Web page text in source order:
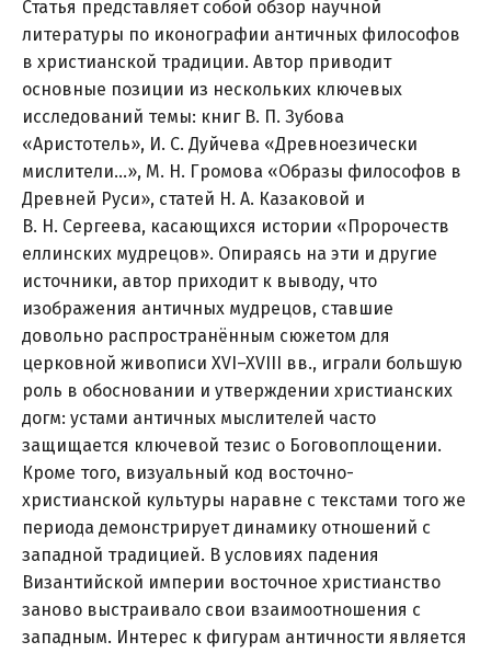
Статья представляет собой обзор научной
литературы по иконографии античных философов
в христианской традиции. Автор приводит
основные позиции из нескольких ключевых
исследований темы: книг В. П. Зубова
«Аристотель», И. С. Дуйчева «Древноезически
мислители…», М. Н. Громова «Образы философов в
Древней Руси», статей Н. А. Казаковой и
В. Н. Сергеева, касающихся истории «Пророчеств
еллинских мудрецов». Опираясь на эти и другие
источники, автор приходит к выводу, что
изображения античных мудрецов, ставшие
довольно распространённым сюжетом для
церковной живописи XVI–XVIII вв., играли большую
роль в обосновании и утверждении христианских
догм: устами античных мыслителей часто
защищается ключевой тезис о Боговоплощении.
Кроме того, визуальный код восточно-
христианской культуры наравне с текстами того же
периода демонстрирует динамику отношений с
западной традицией. В условиях падения
Византийской империи восточное христианство
заново выстраивало свои взаимоотношения с
западным. Интерес к фигурам античности является